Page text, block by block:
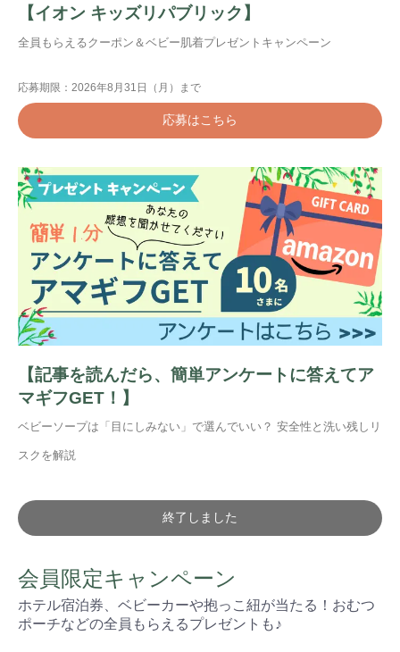
【イオン キッズリパブリック】
全員もらえるクーポン＆ベビー肌着プレゼントキャンペーン
応募期限：2026年8月31日（月）まで
応募はこちら
【記事を読んだら、簡単アンケートに答えてア
マギフGET！】
ベビーソープは「目にしみない」で選んでいい？ 安全性と洗い残しリ
スクを解説
終了しました
会員限定キャンペーン
ホテル宿泊券、ベビーカーや抱っこ紐が当たる！おむつ
ポーチなどの全員もらえるプレゼントも♪